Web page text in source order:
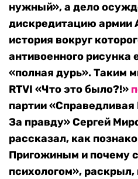
нужный», а дело
дискредитацию армии
история вокруг
антивоенного рисунка
«полная дурь». Таким
RTVI «Что это было?!»
партии
За правду» Сергей
рассказал, как
Пригожиным и почему
психологом», раскрыл,